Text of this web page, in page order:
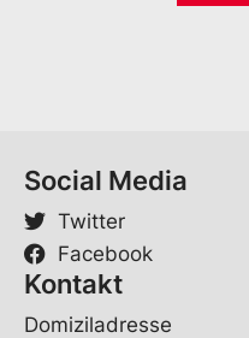
Social Media
Twitter
Facebook
Kontakt
Domiziladresse